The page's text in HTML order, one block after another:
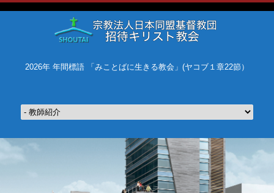
2026年 年間標語 「みことばに生きる教会」(ヤコブ１章22節）